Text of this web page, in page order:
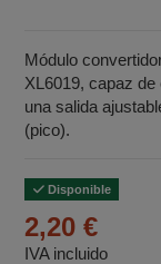
Módulo
XL6019, capaz
una salida
(pico).
Disponible
2,20 €
IVA incluido